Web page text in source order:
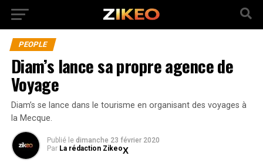
PEOPLE
Diam’s lance sa propre agence de
Voyage
Diam’s se lance dans le tourisme en organisant des voyages à
la Mecque.
Publié le dimanche 23 février 2020
Par La rédaction Zikeo